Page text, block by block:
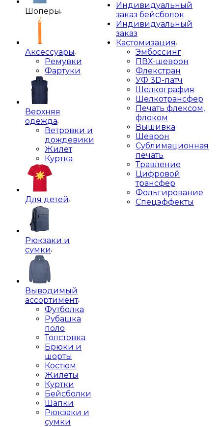
Шоперы
Аксессуары
Ремувки
Фартуки
Верхняя
одежда
Ветровки и
дождевики
Жилет
Куртка
Для детей
Рюкзаки и
сумки
Выводимый
ассортимент
Футболка
Рубашка
поло
Толстовка
Брюки и
шорты
Костюм
Жилеты
Куртки
Бейсболки
Шапки
Рюкзаки и
сумки
Индивидуальный
заказ бейсболок
Индивидуальный
заказ
Кастомизация
Эмбоссинг
ПВХ-шеврон
Флекстран
УФ 3D-патч
Шелкография
Шелкотрансфер
Печать флексом,
флоком
Вышивка
Шеврон
Сублимационная
печать
Травление
Цифровой
трансфер
Фольгирование
Спецэффекты